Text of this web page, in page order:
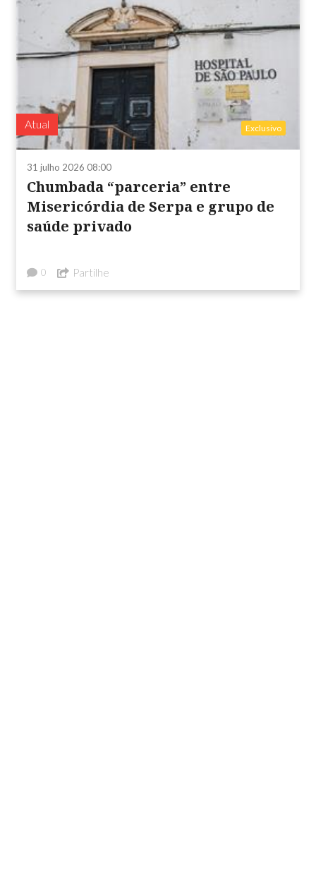
Atual Exclusivo
31 julho 2026 08:00
Chumbada “parceria” entre
Misericórdia de Serpa e grupo de
saúde privado
0 Partilhe